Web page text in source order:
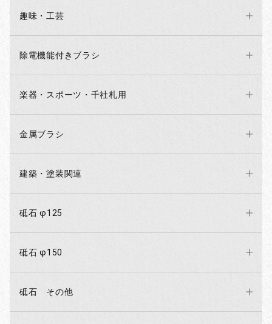
趣味・工芸
除電機能付きブラシ
楽器・スポーツ・千社札用
金属ブラシ
建築・塗装関連
砥石 φ125
砥石 φ150
砥石 その他
ご不便おかけする点もございます。どうぞよろしくお願い致しま
日 休み
※お支払い方法が銀行振込みで、お届け日時が上記期間をご指定
の場合、25日午前中までにお振込みください。
※5日から順次発送業務を開始致しますが、ご希望の着日指定にお
シルクロード店：通常営業
かっぱ橋道具街店:1月1日～1月3日 休み
2025/10/10